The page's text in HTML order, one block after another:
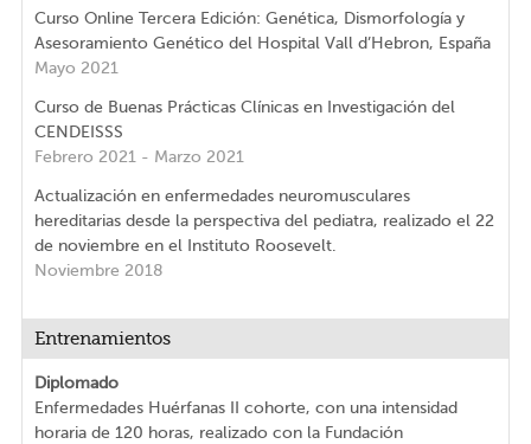
Curso Online Tercera Edición: Genética, Dismorfología y
Asesoramiento Genético del Hospital Vall d’Hebron, España
Mayo 2021
Curso de Buenas Prácticas Clínicas en Investigación del
CENDEISSS
Febrero 2021 - Marzo 2021
Actualización en enfermedades neuromusculares
hereditarias desde la perspectiva del pediatra, realizado el 22
de noviembre en el Instituto Roosevelt.
Noviembre 2018
Entrenamientos
Diplomado
Enfermedades Huérfanas II cohorte, con una intensidad
horaria de 120 horas, realizado con la Fundación